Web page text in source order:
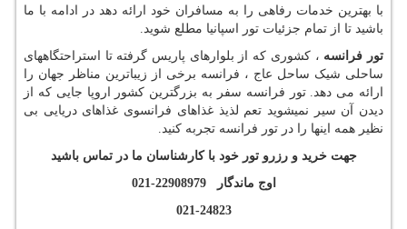
با بهترین خدمات رفاهی را به مسافران خود ارائه دهد در ادامه با ما
باشید تا از تمام جزئیات تور اسپانیا مطلع شوید.
تور فرانسه ، کشوری که از بلوارهای پاریس گرفته تا استراحتگاههای
ساحلی شیک ساحل عاج ، فرانسه برخی از زیباترین مناظر جهان را
ارائه می دهد. تور فرانسه سفر به بزرگترین کشور اروپا جایی که از
دیدن آن سیر نمیشوید تعم لذیذ غذاهای فرانسوی غذاهای دریایی بی
نظیر همه اینها را در تور فرانسه تجربه کنید.
جهت خرید و رزرو تور خود با کارشناسان ما در تماس باشید
اوج ماندگار 22908979-021
021-24823